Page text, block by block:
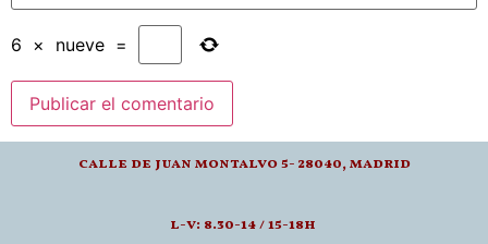
6 × nueve =
calle de juan montalvo 5- 28040, madrid
l-v: 8.30-14 / 15-18h